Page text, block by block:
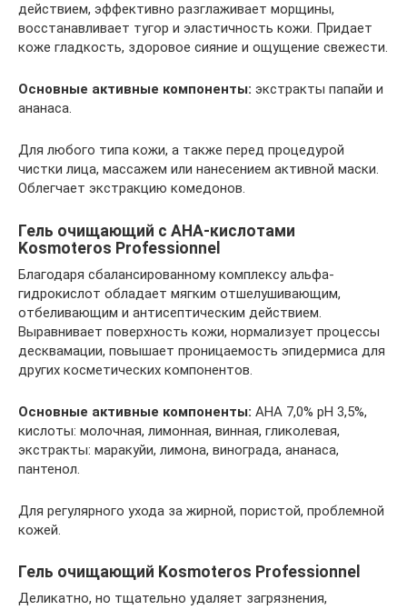
действием, эффективно разглаживает морщины,
восстанавливает тугор и эластичность кожи. Придает
коже гладкость, здоровое сияние и ощущение свежести.
Основные активные компоненты: экстракты папайи и
ананаса.
Для любого типа кожи, а также перед процедурой
чистки лица, массажем или нанесением активной маски.
Облегчает экстракцию комедонов.
Гель очищающий с АНА-кислотами
Kosmoteros Professionnel
Благодаря сбалансированному комплексу альфа-
гидрокислот обладает мягким отшелушивающим,
отбеливающим и антисептическим действием.
Выравнивает поверхность кожи, нормализует процессы
десквамации, повышает проницаемость эпидермиса для
других косметических компонентов.
Основные активные компоненты: AHA 7,0% pH 3,5%,
кислоты: молочная, лимонная, винная, гликолевая,
экстракты: маракуйи, лимона, винограда, ананаса,
пантенол.
Для регулярного ухода за жирной, пористой, проблемной
кожей.
Гель очищающий Kosmoteros Professionnel
Деликатно, но тщательно удаляет загрязнения,